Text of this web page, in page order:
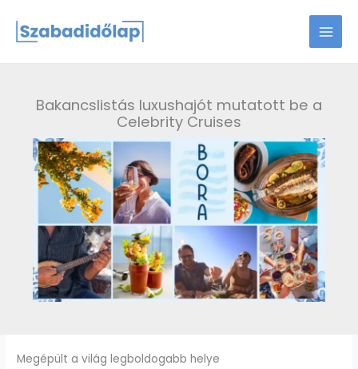
content
Bakancslistás luxushajót mutatott be a
Celebrity Cruises
Megépült a világ legboldogabb helye